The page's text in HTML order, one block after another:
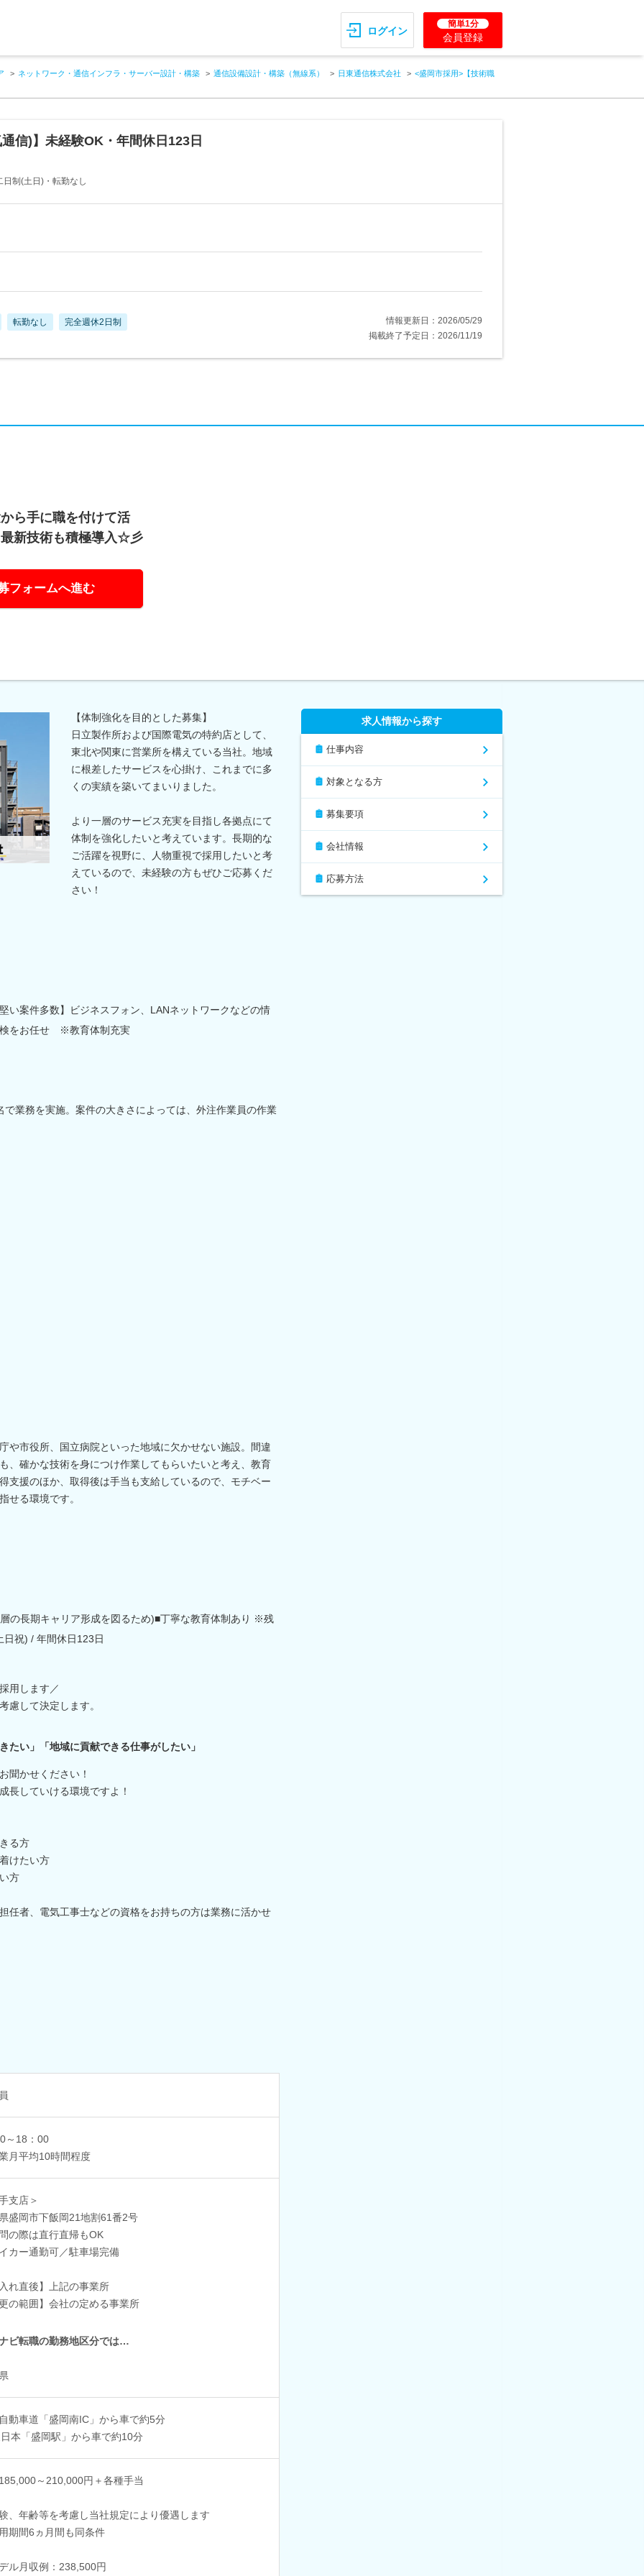
ログイン
簡単1分
会員登録
ネットワーク・通信インフラ・サーバー設計・構築 通信設備設計・構築（無線系） 日東通信株式会社 <盛岡市採用>【技術職
信)】未経験OK・年間休日123日
制(土日)・転勤なし
転勤なし 完全週休2日制
情報更新日：2026/05/29
掲載終了予定日：2026/11/19
ら手に職を付けて活
新技術も積極導入☆彡
フォームへ進む
【体制強化を目的とした募集】
日立製作所および国際電気の特約店として、
東北や関東に営業所を構えている当社。地域
に根差したサービスを心掛け、これまでに多
くの実績を築いてまいりました。
より一層のサービス充実を目指し各拠点にて
体制を強化したいと考えています。長期的な
ご活躍を視野に、人物重視で採用したいと考
えているので、未経験の方もぜひご応募くだ
さい！
い案件多数】ビジネスフォン、LANネットワークなどの情
検をお任せ ※教育体制充実
業務を実施。案件の大きさによっては、外注作業員の作業
や市役所、国立病院といった地域に欠かせない施設。間違
、確かな技術を身につけ作業してもらいたいと考え、教育
支援のほか、取得後は手当も支給しているので、モチベー
せる環境です。
の長期キャリア形成を図るため)■丁寧な教育体制あり ※残
祝) / 年間休日123日
用します／
慮して決定します。
たい」「地域に貢献できる仕事がしたい」
聞かせください！
長していける環境ですよ！
る方
けたい方
方
任者、電気工事士などの資格をお持ちの方は業務に活かせ
～18：00
月平均10時間程度
支店＞
盛岡市下飯岡21地割61番2号
の際は直行直帰もOK
カー通勤可／駐車場完備
れ直後】上記の事業所
の範囲】会社の定める事業所
ビ転職の勤務地区分では…
動車道「盛岡南IC」から車で約5分
本「盛岡駅」から車で約10分
～210,000円＋各種手当
、年齢等を考慮し当社規定により優遇します
期間6ヵ月間も同条件
ル月収例：238,500円
求人情報から探す
仕事内容
対象となる方
募集要項
会社情報
応募方法